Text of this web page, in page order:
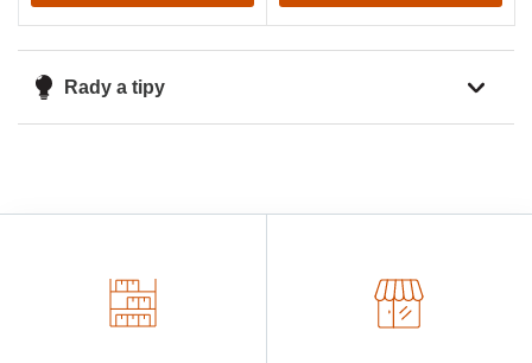
Rady a tipy